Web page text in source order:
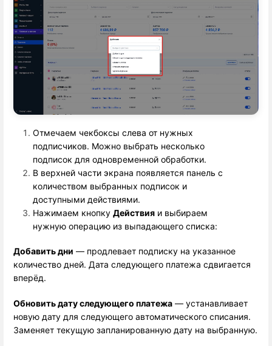
Отмечаем чекбоксы слева от нужных
подписчиков. Можно выбрать несколько
подписок для одновременной обработки.
В верхней части экрана появляется панель с
количеством выбранных подписок и
доступными действиями.
Нажимаем кнопку Действия и выбираем
нужную операцию из выпадающего списка:
Добавить дни — продлевает подписку на указанное
количество дней. Дата следующего платежа сдвигается
вперёд.
Обновить дату следующего платежа — устанавливает
новую дату для следующего автоматического списания.
Заменяет текущую запланированную дату на выбранную.